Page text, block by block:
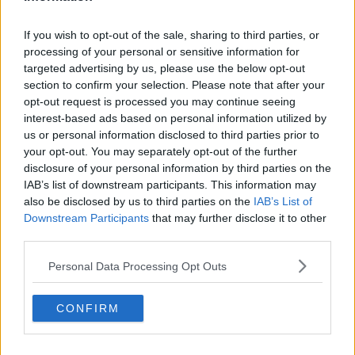
If you wish to opt-out of the sale, sharing to third parties, or
processing of your personal or sensitive information for
targeted advertising by us, please use the below opt-out
section to confirm your selection. Please note that after your
opt-out request is processed you may continue seeing
interest-based ads based on personal information utilized by
us or personal information disclosed to third parties prior to
your opt-out. You may separately opt-out of the further
disclosure of your personal information by third parties on the
IAB’s list of downstream participants. This information may
also be disclosed by us to third parties on the IAB’s List of
Downstream Participants that may further disclose it to other
Personal Data Processing Opt Outs
CONFIRM
distaccata di Portoferraio del tribunale livornese.
L'emendamento presentato dal gruppo PD alla Camera si inserisce
nel processo di conversione in legge del decreto
Milleproroghevarato dal Governo e concede altri tre anni di vita al
tribunale elbano.
Immediato il commento del segretario del circolo di PD di
Portoferraio,Paolo Andreoli: "Dobbiamo ringraziare molto
l'onorevole Velo e il ministro Orlando per l'impegno che hanno
messo per la nostra isola. Sono contento eorgoglioso di fare
Paolo Di Turzi
ci darà altri tre anni per lavorare alla definitiva stabilizzazione". Una
boccata d'ossigeno ma la battaglia non si ferma: "Noi